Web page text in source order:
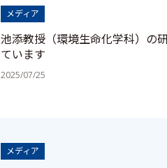
メディア
池添教授（環境生命化学科）の
ています
2025/07/25
メディア